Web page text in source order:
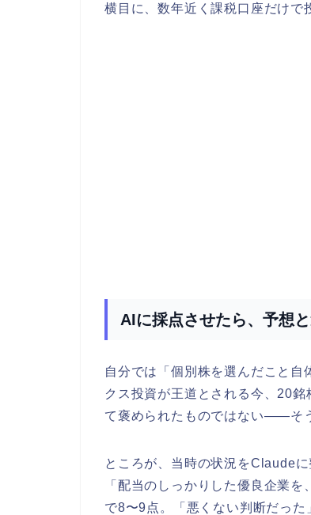
横目に、数年近く課税口座だけで
AIに採点させたら、予想
自分では「個別株を選んだこと自
クス投資が王道とされる今、20
て褒められたものではない——そ
ところが、当時の状況をClaude
「配当のしっかりした優良企業
で8〜9点。「悪くない判断だった